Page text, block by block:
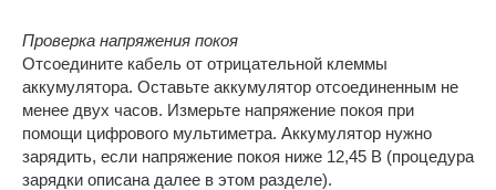
Проверка напряжения покоя
Отсоедините кабель от отрицательной клеммы
аккумулятора. Оставьте аккумулятор отсоединенным не
менее двух часов. Измерьте напряжение покоя при
помощи цифрового мультиметра. Аккумулятор нужно
зарядить, если напряжение покоя ниже 12,45 В (процедура
зарядки описана далее в этом разделе).